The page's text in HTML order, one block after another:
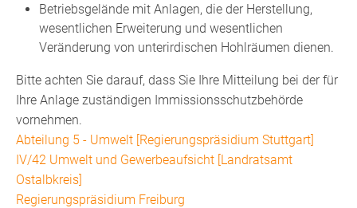
Betriebsgelände mit Anlagen, die der Herstellung,
wesentlichen Erweiterung und wesentlichen
Veränderung von unterirdischen Hohlräumen dienen.
Bitte achten Sie darauf, dass Sie Ihre Mitteilung bei der für
Ihre Anlage zuständigen Immissionsschutzbehörde
vornehmen.
Abteilung 5 - Umwelt [Regierungspräsidium Stuttgart]
IV/42 Umwelt und Gewerbeaufsicht [Landratsamt
Ostalbkreis]
Regierungspräsidium Freiburg